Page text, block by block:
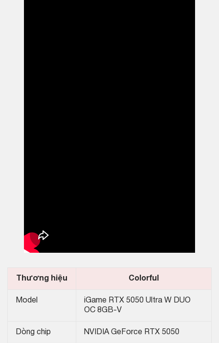
Thương hiệu Colorful
Model
iGame RTX 5050 Ultra W DUO
OC 8GB-V
Dòng chip NVIDIA GeForce RTX 5050